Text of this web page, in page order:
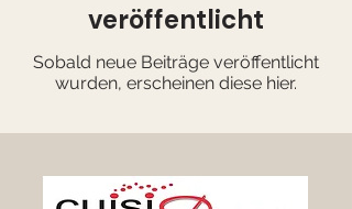
veröffentlicht
Sobald neue Beiträge veröffentlicht
wurden, erscheinen diese hier.